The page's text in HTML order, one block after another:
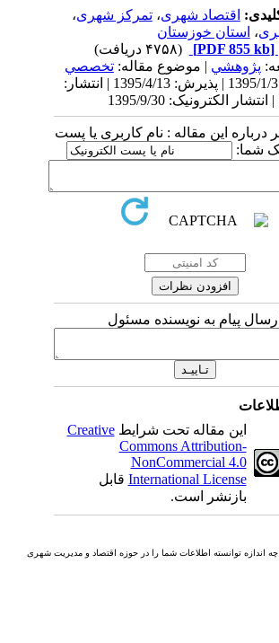
اقتصاد شهری،تمرکز شهری،
،استان خوزستان
پژوهشي| موضوع مقاله:تخصصي
دریافت: 1395/1/31 | پذیرش: 1395/4/13 | انتشار:
این مقاله : نام کاربری یا پست
شما:
پیام به نویسنده مسئول
این مقاله تحت شرایطCreative
Commons Attribution-
NonCommercial 4.0
International Licenseقابل
بازنشر است.
توانسته اطلاعات شما را در حوزه اقتصاد و مدیریت شهری